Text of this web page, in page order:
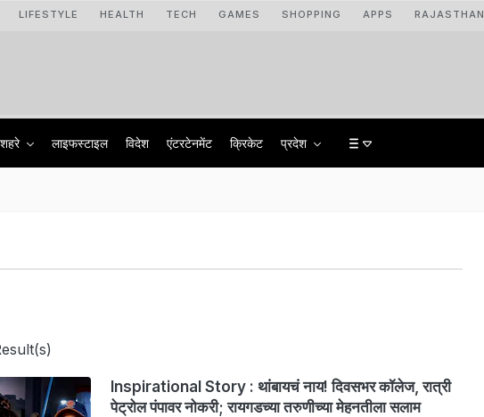
LIFESTYLE HEALTH TECH GAMES SHOPPING APPS RAJASTHAN
शहरे लाइफस्टाइल विदेश एंटरटेनमेंट क्रिकेट प्रदेश
Inspirational Story : थांबायचं नाय! दिवसभर कॉलेज, रात्री
पेट्रोल पंपावर नोकरी; रायगडच्या तरुणीच्या मेहनतीला सलाम